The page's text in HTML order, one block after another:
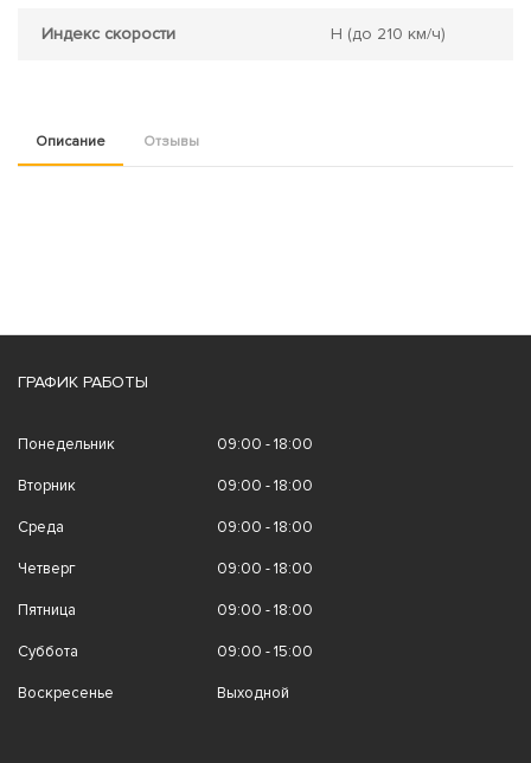
Индекс скорости H (до 210 км/ч)
Описание Отзывы
ГРАФИК РАБОТЫ
Понедельник 09:00 - 18:00
Вторник 09:00 - 18:00
Среда 09:00 - 18:00
Четверг 09:00 - 18:00
Пятница 09:00 - 18:00
Суббота 09:00 - 15:00
Воскресенье Выходной